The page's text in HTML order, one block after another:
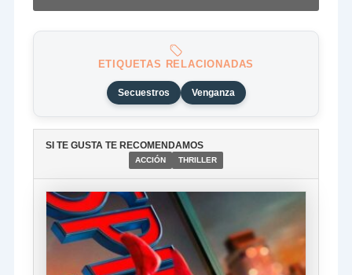
ETIQUETAS RELACIONADAS
Secuestros Venganza
SI TE GUSTA TE RECOMENDAMOS
ACCIÓN THRILLER